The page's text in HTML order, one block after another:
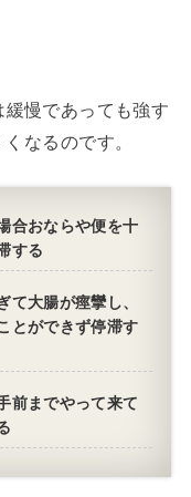
緩慢であっても強す
なるのです。
合おならや便を十
する
て大腸が痙攣し、
とができず停滞す
前までやって来て